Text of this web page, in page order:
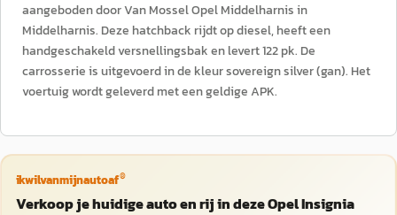
aangeboden door Van Mossel Opel Middelharnis in
Middelharnis. Deze hatchback rijdt op diesel, heeft een
handgeschakeld versnellingsbak en levert 122 pk. De
carrosserie is uitgevoerd in de kleur sovereign silver (gan). Het
voertuig wordt geleverd met een geldige APK.
ikwilvanmijnautoaf®
Verkoop je huidige auto en rij in deze Opel Insignia